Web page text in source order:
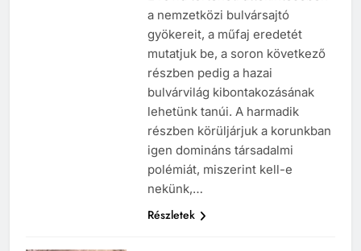
E rövid történeti áttekintésében
a nemzetközi bulvársajtó
gyökereit, a műfaj eredetét
mutatjuk be, a soron következő
részben pedig a hazai
bulvárvilág kibontakozásának
lehetünk tanúi. A harmadik
részben körüljárjuk a korunkban
igen domináns társadalmi
polémiát, miszerint kell-e